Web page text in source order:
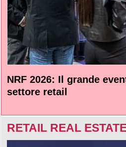
NRF 2026: Il grande
settore retail
RETAIL REAL